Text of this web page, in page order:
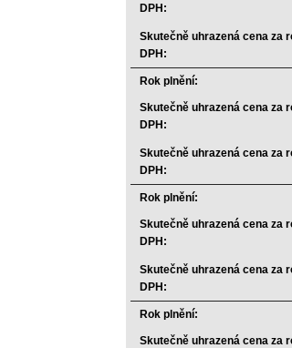
DPH:
Skutečně uhrazená cena za
DPH:
Rok plnění:
Skutečně uhrazená cena za
DPH:
Skutečně uhrazená cena za
DPH:
Rok plnění:
Skutečně uhrazená cena za
DPH:
Skutečně uhrazená cena za
DPH:
Rok plnění:
Skutečně uhrazená cena za